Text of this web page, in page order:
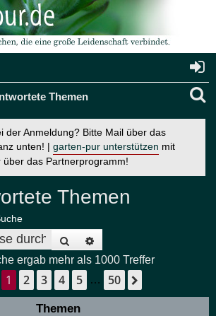
Themen
der Anmeldung? Bitte Mail über das
unten! | garten-pur unterstützen mit
das Partnerprogramm!
Themen
Suche
ergab mehr als 1000 Treffer
1von 50
1 2 3 4 5 … 50
Themen